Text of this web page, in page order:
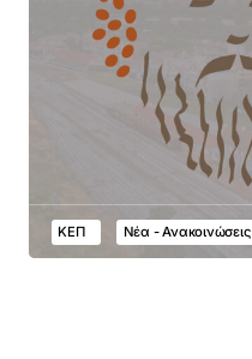
ΚΕΠ Νέα - Ανακοινώσεις